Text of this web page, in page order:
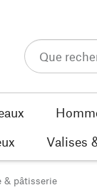
Valises
& pâtisserie